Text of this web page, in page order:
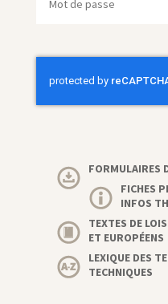
FORMULAIRES
FICHES
INFOS
TEXTES DE
ET EUROPÉENS
LEXIQUE DES
TECHNIQUES